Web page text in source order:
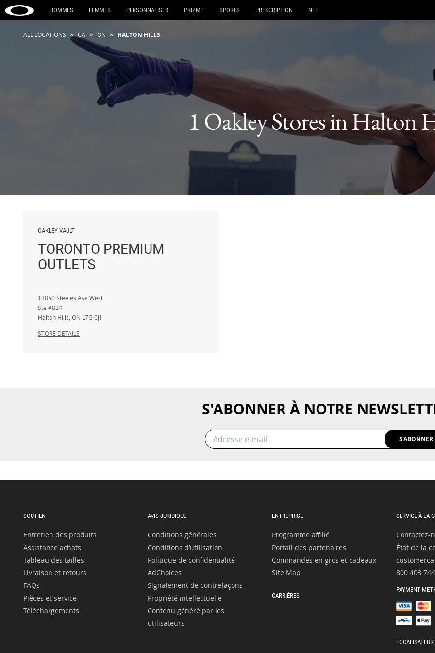
HOMMES FEMMES PERSONNALISER PRIZM™ SPORTS PRESCRIPTION NFL
ALL LOCATIONS » CA » ON » HALTON HILLS
1 Oakley Stores in Halton
OAKLEY VAULT
TORONTO PREMIUM
OUTLETS
13850 Steeles Ave West
Ste #824
Halton Hills ON L7G 0J1
STORE DETAILS
S'ABONNER À NOTRE
S'ABONNER
SOUTIEN
Entretien des produits
Assistance achats
Tableau des tailles
Livraison et retours
FAQs
Pièces et service
Téléchargements
AVIS JURIDIQUE
Conditions générales
Conditions d’utilisation
Politique de confidentialité
AdChoices
Signalement de contrefaçons
Propriété intellectuelle
Contenu généré par les
utilisateurs
ENTREPRISE
Programme affilié
Portail des partenaires
Commandes en gros et cadeaux
Site Map
CARRIÈRES
SERVICE À LA
Contactez-
État de la
800 403
PAYMENT